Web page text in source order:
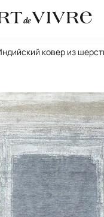
ковер из